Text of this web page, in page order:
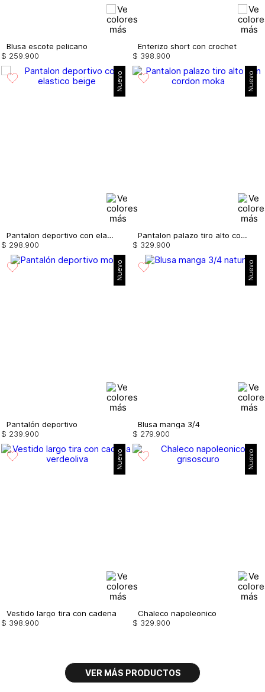
Blusa escote pelicano
$ 259.900
Enterizo short con crochet
$ 398.900
Nuevo
Pantalon deportivo con elastico
$ 298.900
Nuevo
Pantalon palazo tiro alto con cordon
$ 329.900
Nuevo
Pantalón deportivo
$ 239 900
Nuevo
Blusa manga 3/4
$ 279 900
Nuevo
Vestido largo tira con cadena
$ 398 900
Nuevo
Chaleco napoleonico
$ 329 900